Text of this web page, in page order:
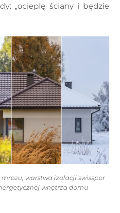
„ocieplę ściany i będzie
mrozu, warstwa izolacji swisspor
wnętrza domu